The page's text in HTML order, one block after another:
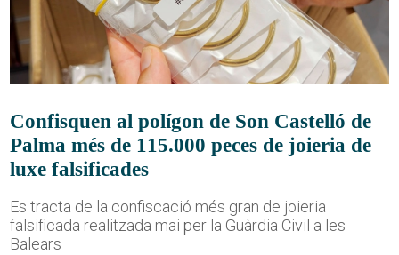
Confisquen al polígon de Son Castelló de
Palma més de 115.000 peces de joieria de
luxe falsificades
Es tracta de la confiscació més gran de joieria
falsificada realitzada mai per la Guàrdia Civil a les
Balears